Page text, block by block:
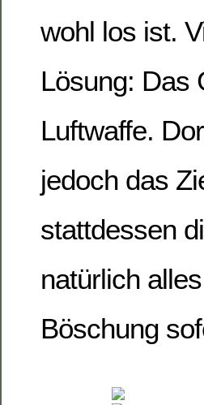
wohl los ist.
Lösung: Das
Luftwaffe.
jedoch das
stattdessen
natürlich
Böschung